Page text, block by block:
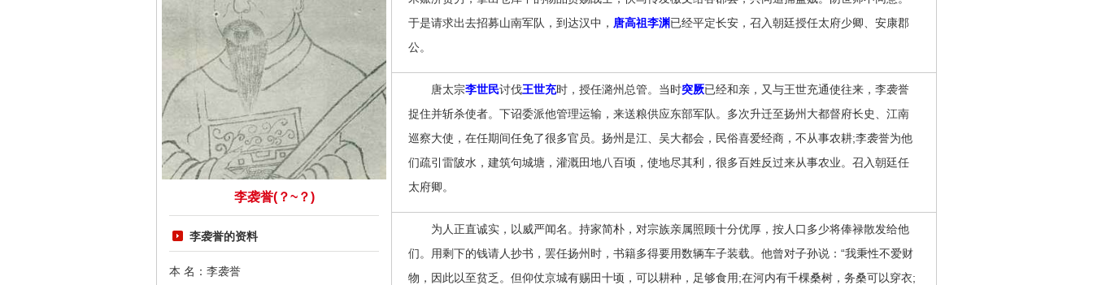
李袭誉(？~？)
李袭誉的资料
本 名：李袭誉
于是请求出去招募山南军队，到达汉中， 唐高祖李渊已经平定长安，召入朝廷授任太府少卿、安康郡
公。
唐太宗李世民讨伐王世充时，授任潞州总管。当时突厥已经和亲，又与王世充通使往来，李袭誉
捉住并斩杀使者。下诏委派他管理运输，来送粮供应东部军队。多次升迁至扬州大都督府长史、江南
巡察大使，在任期间任免了很多官员。扬州是江、吴大都会，民俗喜爱经商，不从事农耕;李袭誉为他
们疏引雷陂水，建筑句城塘，灌溉田地八百顷，使地尽其利，很多百姓反过来从事农业。召入朝廷任
太府卿。
为人正直诚实，以威严闻名。持家简朴，对宗族亲属照顾十分优厚，按人口多少将俸禄散发给他
们。用剩下的钱请人抄书，罢任扬州时，书籍多得要用数辆车子装载。他曾对子孙说：“我秉性不爱财
物，因此以至贫乏。但仰仗京城有赐田十顷，可以耕种，足够食用;在河内有千棵桑树，务桑可以穿衣;